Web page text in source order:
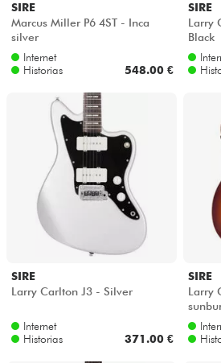
Bundle
Ver nuestras
SIRE
Marcus Miller P6 4ST - Inca
silver
Internet
Historias
548.00 €
SIRE
Larry
Black
SIRE
Larry Carlton J3 - Silver
Internet
Historias
371.00 €
SIRE
Larry